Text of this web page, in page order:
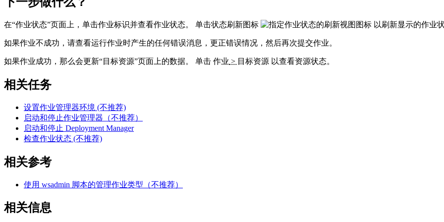
在“作业状态”页面上，单击作业标识并查看作业状态。 单击状态刷新图标 以刷新显示的作业
如果作业不成功，请查看运行作业时产生的任何错误消息，更正错误情况，然后再次提交作业。
如果作业成功，那么会更新“目标资源”页面上的数据。 单击 作业 > 目标资源 以查看资源状态。
相关任务
设置作业管理器环境 (不推荐)
启动和停止作业管理器（不推荐）
启动和停止 Deployment Manager
检查作业状态 (不推荐)
相关参考
使用 wsadmin 脚本的管理作业类型（不推荐）
相关信息